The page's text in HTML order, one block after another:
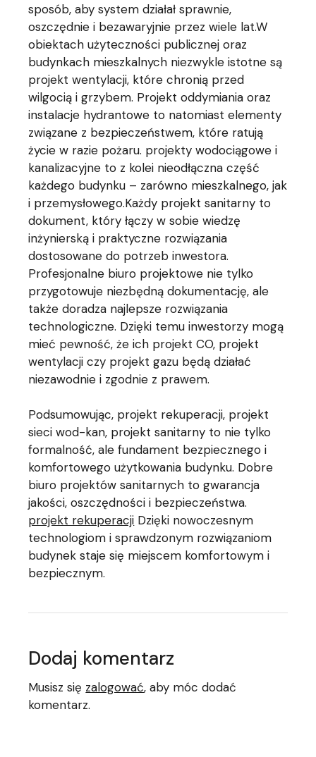
sposób, aby system działał sprawnie,
oszczędnie i bezawaryjnie przez wiele lat.W
obiektach użyteczności publicznej oraz
budynkach mieszkalnych niezwykle istotne są
projekt wentylacji, które chronią przed
wilgocią i grzybem. Projekt oddymiania oraz
instalacje hydrantowe to natomiast elementy
związane z bezpieczeństwem, które ratują
życie w razie pożaru. projekty wodociągowe i
kanalizacyjne to z kolei nieodłączna część
każdego budynku – zarówno mieszkalnego, jak
i przemysłowego.Każdy projekt sanitarny to
dokument, który łączy w sobie wiedzę
inżynierską i praktyczne rozwiązania
dostosowane do potrzeb inwestora.
Profesjonalne biuro projektowe nie tylko
przygotowuje niezbędną dokumentację, ale
także doradza najlepsze rozwiązania
technologiczne. Dzięki temu inwestorzy mogą
mieć pewność, że ich projekt CO, projekt
wentylacji czy projekt gazu będą działać
niezawodnie i zgodnie z prawem.
Podsumowując, projekt rekuperacji, projekt
sieci wod-kan, projekt sanitarny to nie tylko
formalność, ale fundament bezpiecznego i
komfortowego użytkowania budynku. Dobre
biuro projektów sanitarnych to gwarancja
jakości, oszczędności i bezpieczeństwa.
projekt rekuperacji Dzięki nowoczesnym
technologiom i sprawdzonym rozwiązaniom
budynek staje się miejscem komfortowym i
bezpiecznym.
Dodaj komentarz
Musisz się zalogować, aby móc dodać
komentarz.